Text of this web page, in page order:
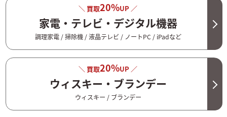
＼ 買取20%UP ／
家電・テレビ・デジタル機器
調理家電 / 掃除機 / 液晶テレビ / ノートPC / iPadなど
＼ 買取20%UP ／
ウィスキー・ブランデー
ウィスキー / ブランデー